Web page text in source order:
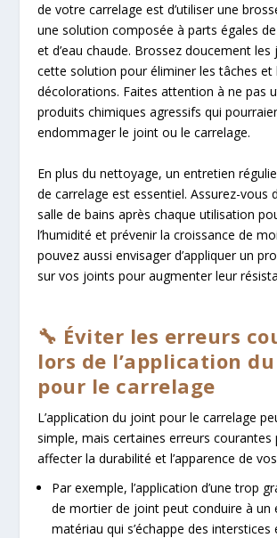
de votre carrelage est d’utiliser une
une solution composée à parts égales
et d’eau chaude. Brossez doucement les
cette solution pour éliminer les tâches et
décolorations. Faites attention à ne pas
produits chimiques agressifs qui
endommager le joint ou le carrelage.
En plus du nettoyage, un entretien
de carrelage est essentiel. Assurez-vous
salle de bains après chaque utilisation
l’humidité et prévenir la croissance de
pouvez aussi envisager d’appliquer un
sur vos joints pour augmenter leur
🔧 Éviter les erreurs
lors de l’application
pour le carrelage
L’application du joint pour le carrelage
simple, mais certaines erreurs courantes
affecter la durabilité et l’apparence de
Par exemple, l’application d’une trop
de mortier de joint peut conduire à un
matériau qui s’échappe des interstices